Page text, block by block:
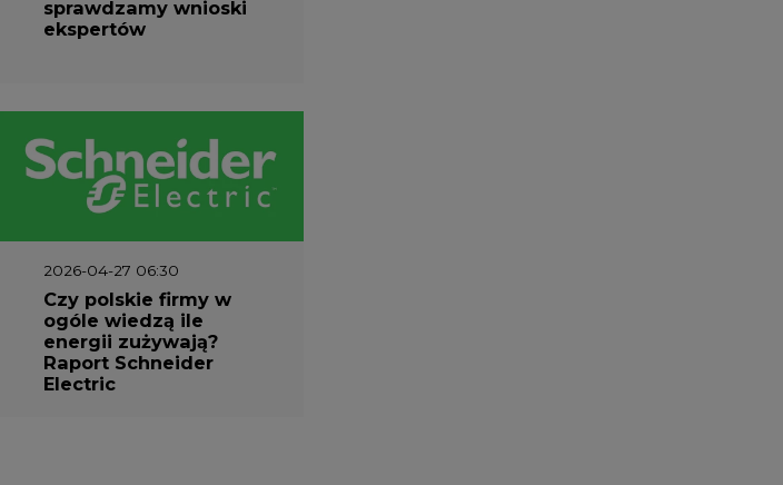
sprawdzamy wnioski
ekspertów
2026-04-27 06:30
Czy polskie firmy w
ogóle wiedzą ile
energii zużywają?
Raport Schneider
Electric